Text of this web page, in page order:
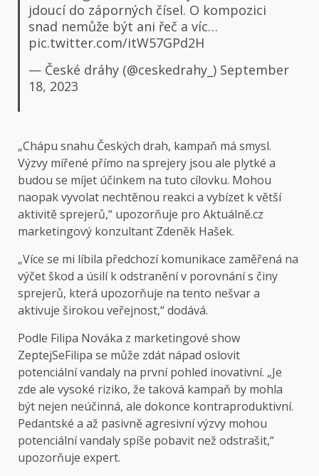
jdoucí do záporných čísel. O kompozici
snad nemůže být ani řeč a víc…
pic.twitter.com/itW57GPd2H
— České dráhy (@ceskedrahy_) September
18, 2023
„Chápu snahu Českých drah, kampaň má smysl.
Výzvy mířené přímo na sprejery jsou ale plytké a
budou se míjet účinkem na tuto cílovku. Mohou
naopak vyvolat nechtěnou reakci a vybízet k větší
aktivitě sprejerů,“ upozorňuje pro Aktuálně.cz
marketingový konzultant Zdeněk Hašek.
„Více se mi líbila předchozí komunikace zaměřená na
výčet škod a úsilí k odstranění v porovnání s činy
sprejerů, která upozorňuje na tento nešvar a
aktivuje širokou veřejnost,“ dodává.
Podle Filipa Nováka z marketingové show
ZeptejSeFilipa se může zdát nápad oslovit
potenciální vandaly na první pohled inovativní. „Je
zde ale vysoké riziko, že taková kampaň by mohla
být nejen neúčinná, ale dokonce kontraproduktivní.
Pedantské a až pasivně agresivní výzvy mohou
potenciální vandaly spíše pobavit než odstrašit,“
upozorňuje expert.